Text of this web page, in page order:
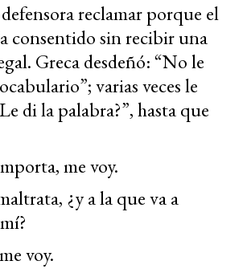
reclamar porque el
consentido sin recibir una
Greca desdeñó: “No le
varias veces le
di la palabra?”, hasta que
me voy.
¿y a la que va a
voy.